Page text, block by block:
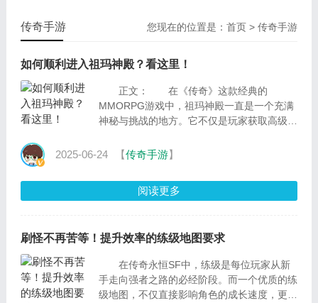
您现在的位置是：首页 >传奇手游
传奇手游
如何顺利进入祖玛神殿？看这里！
正文： 在《传奇》这款经典的
MMORPG游戏中，祖玛神殿一直是一个充满
神秘与挑战的地方。它不仅是玩家获取高级装
与团队协作的试炼
2025-06-24 【传奇手游】
阅读更多
刷怪不再苦等！提升效率的练级地图要求
在传奇永恒SF中，练级是每位玩家从新
手走向强者之路的必经阶段。而一个优质的练
级地图，不仅直接影响角色的成长速度，更关